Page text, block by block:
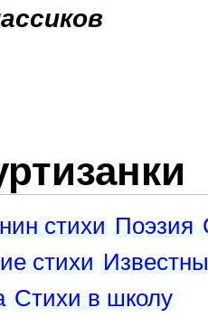
стихи Поэзия
стихи
Стихи в школу